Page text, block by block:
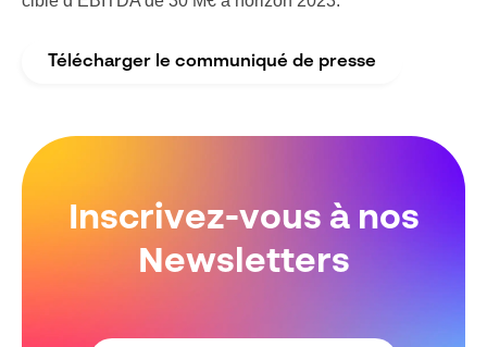
Télécharger le communiqué de presse
Inscrivez-vous à nos
Newsletters